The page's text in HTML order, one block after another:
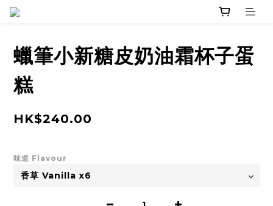
蠟筆小新糖皮奶油霜杯子蛋
糕
HK$240.00
味道 Flavour